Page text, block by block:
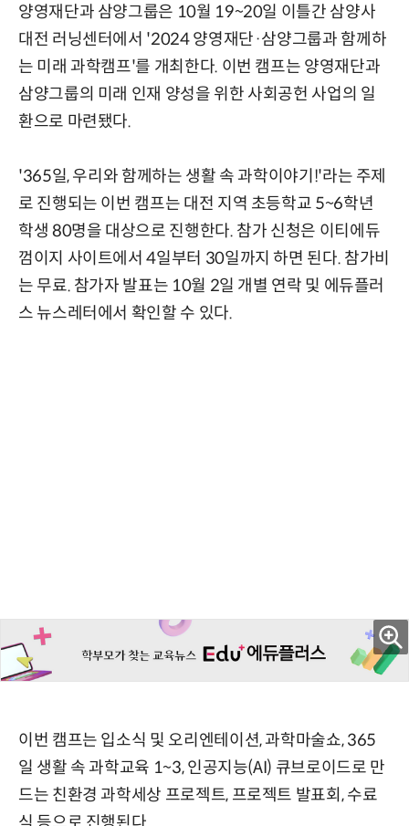
양영재단과 삼양그룹은 10월 19~20일 이틀간 삼양사
대전 러닝센터에서 '2024 양영재단·삼양그룹과 함께하
는 미래 과학캠프'를 개최한다. 이번 캠프는 양영재단과
삼양그룹의 미래 인재 양성을 위한 사회공헌 사업의 일
환으로 마련됐다.
'365일, 우리와 함께하는 생활 속 과학이야기!'라는 주제
로 진행되는 이번 캠프는 대전 지역 초등학교 5~6학년
학생 80명을 대상으로 진행한다. 참가 신청은 이티에듀
껌이지 사이트에서 4일부터 30일까지 하면 된다. 참가비
는 무료. 참가자 발표는 10월 2일 개별 연락 및 에듀플러
스 뉴스레터에서 확인할 수 있다.
이번 캠프는 입소식 및 오리엔테이션, 과학마술쇼, 365
일 생활 속 과학교육 1~3, 인공지능(AI) 큐브로이드로 만
드는 친환경 과학세상 프로젝트, 프로젝트 발표회, 수료